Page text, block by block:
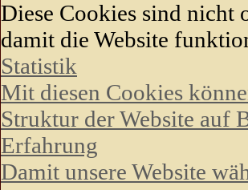
Diese Cookies sind nicht
damit die Website
Statistik
Mit diesen Cookies
Struktur der Website auf
Erfahrung
Damit unsere Website